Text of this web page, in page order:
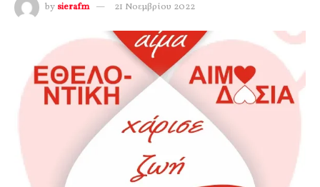
by sierafm 21 Νοεμβρίου 2022